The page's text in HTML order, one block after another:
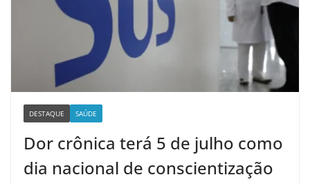
DESTAQUE SAÚDE
Dor crônica terá 5 de julho como
dia nacional de conscientização